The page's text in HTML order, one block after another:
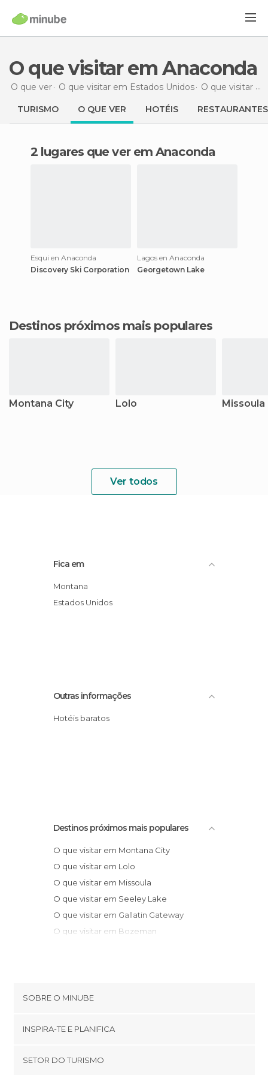
O que visitar em Anaconda
O que ver O que visitar em Estados Unidos O que visitar em Montana
TURISMO O QUE VER HOTÉIS RESTAURANTES
2 lugares que ver em Anaconda
Esqui en Anaconda
Discovery Ski Corporation
Lagos en Anaconda
Georgetown Lake
Destinos próximos mais populares
Montana City Lolo Missoula
Ver todos
Fica em
Montana
Estados Unidos
Outras informações
Hotéis baratos
Destinos próximos mais populares
O que visitar em Montana City
O que visitar em Lolo
O que visitar em Missoula
O que visitar em Seeley Lake
O que visitar em Gallatin Gateway
O que visitar em Bozeman
O que visitar em Kalispell
Park
O que visitar em Noxon
SOBRE O MINUBE
Términos e Condições
INSPIRA-TE E PLANIFICA
SETOR DO TURISMO